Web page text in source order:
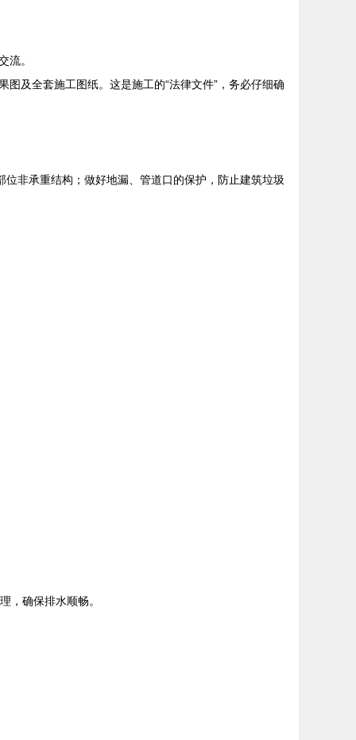
流。
及全套施工图纸。这是施工的“法律文件”，务必仔细确
位非承重结构；做好地漏、管道口的保护，防止建筑垃圾
，确保排水顺畅。